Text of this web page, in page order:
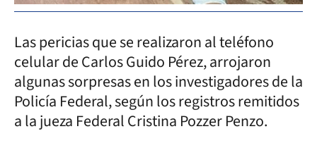
Las pericias que se realizaron al teléfono
celular de Carlos Guido Pérez, arrojaron
algunas sorpresas en los investigadores de la
Policía Federal, según los registros remitidos
a la jueza Federal Cristina Pozzer Penzo.